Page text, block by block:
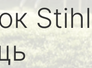
Stihl